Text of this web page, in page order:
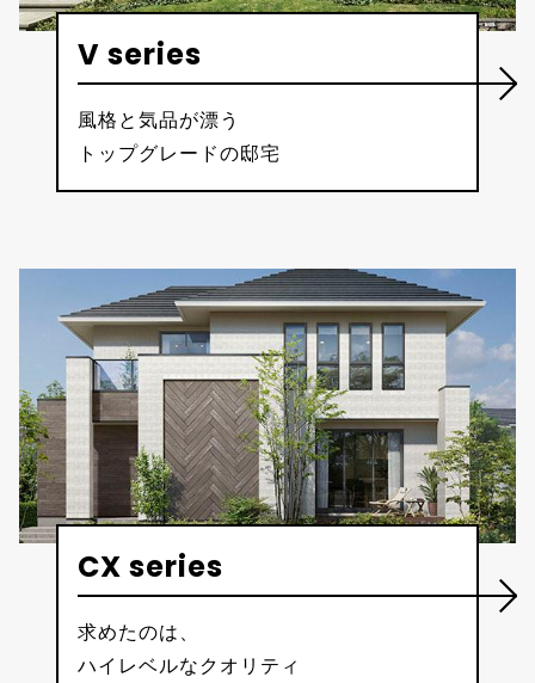
V series
風格と気品が漂う
トップグレードの邸宅
CX series
求めたのは、
ハイレベルなクオリティ